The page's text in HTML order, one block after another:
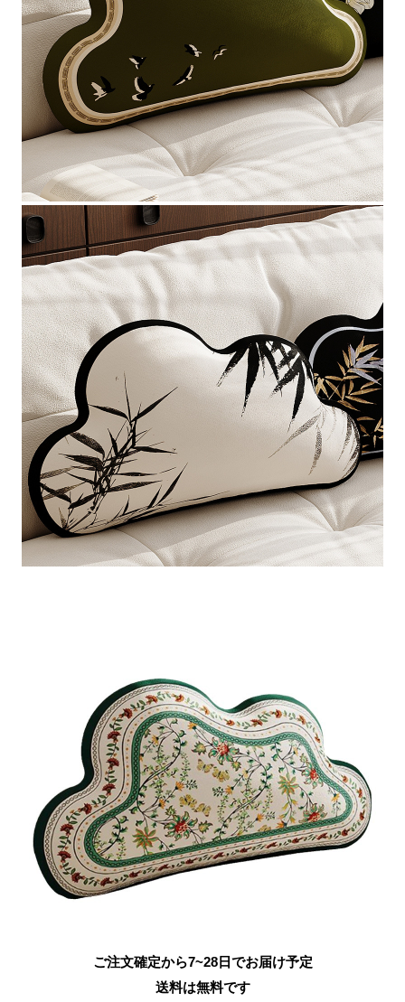
ご注文確定から7~28日でお届け予定
送料は無料です